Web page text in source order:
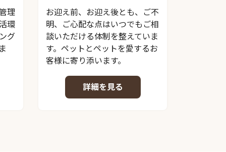
理
環
グ
お迎え前、お迎え後とも、ご不
明、ご心配な点はいつでもご相
談いただける体制を整えていま
す。ペットとペットを愛するお
客様に寄り添います。
詳細を見る